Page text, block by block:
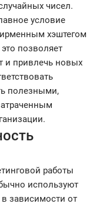
чисел.
условие
хэштегом
позволяет
и привлечь новых
полезными,
работы
используют
зависимости от